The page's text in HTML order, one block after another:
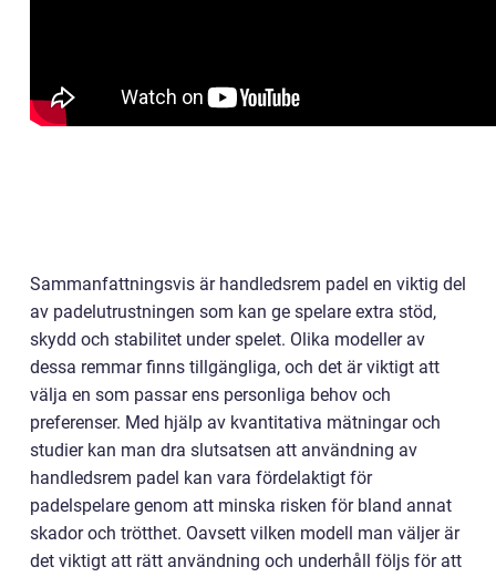
Sammanfattningsvis är handledsrem padel en viktig del
av padelutrustningen som kan ge spelare extra stöd,
skydd och stabilitet under spelet. Olika modeller av
dessa remmar finns tillgängliga, och det är viktigt att
välja en som passar ens personliga behov och
preferenser. Med hjälp av kvantitativa mätningar och
studier kan man dra slutsatsen att användning av
handledsrem padel kan vara fördelaktigt för
padelspelare genom att minska risken för bland annat
skador och trötthet. Oavsett vilken modell man väljer är
det viktigt att rätt användning och underhåll följs för att